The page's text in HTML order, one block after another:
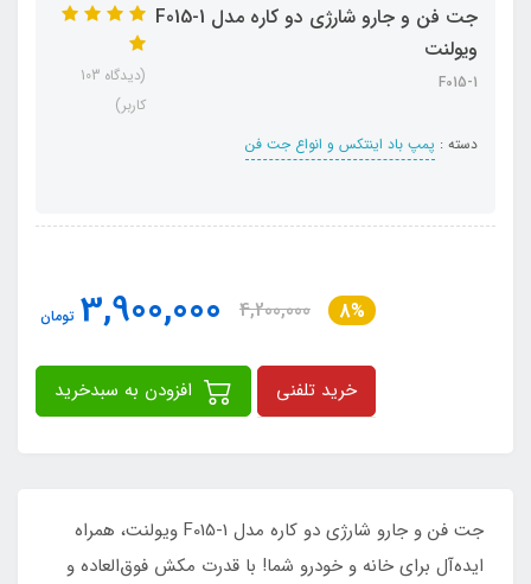
جت فن و جارو شارژی دو کاره مدل F015-1
ویولنت
F015-1
دسته : پمپ باد اینتکس و انواع جت فن
(دیدگاه 103
کاربر)
8%
4,200,000
3,900,000 تومان
خرید تلفنی
جت فن و جارو شارژی دو کاره مدل F015-1 ویولنت، همراه
ایده‌آل برای خانه و خودرو شما! با قدرت مکش فوق‌العاده و